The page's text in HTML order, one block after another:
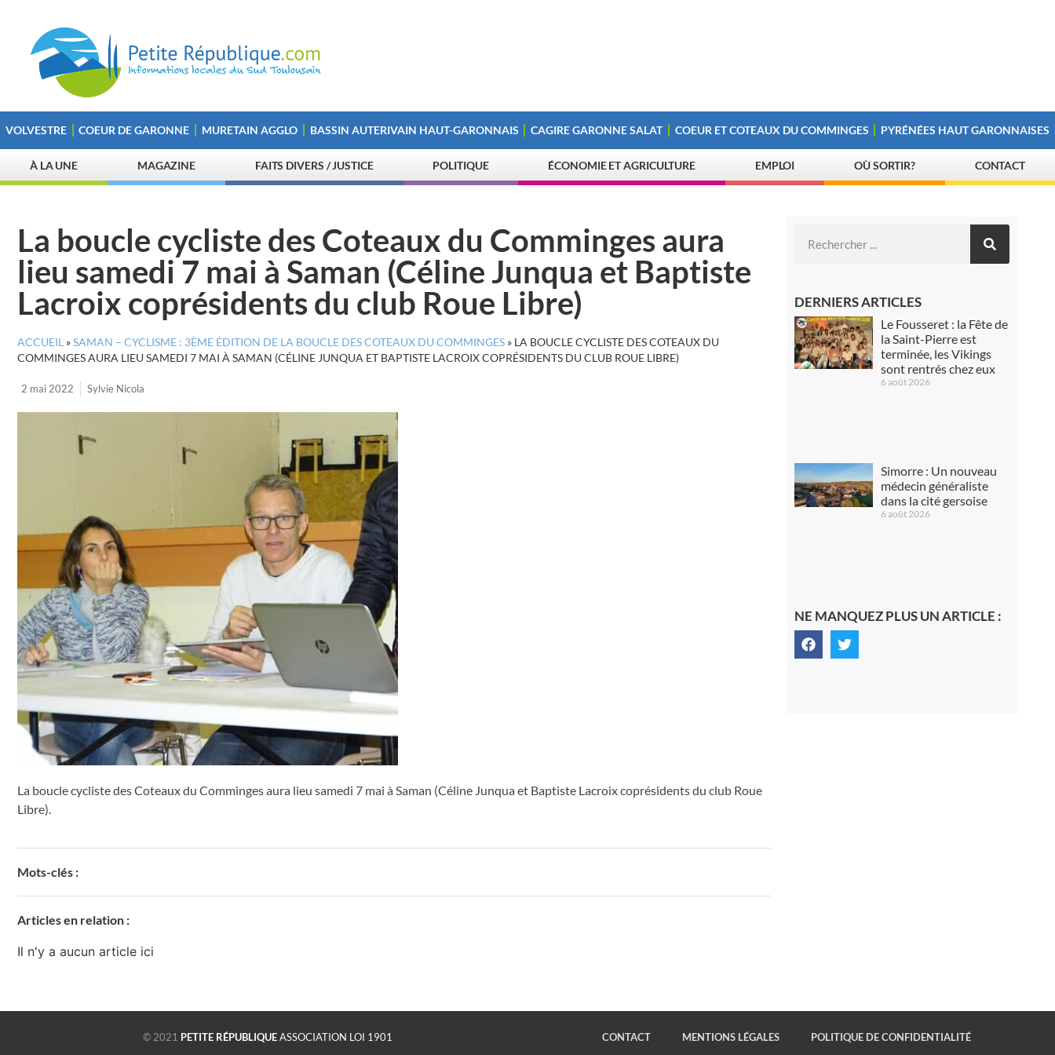
VOLVESTRE COEUR DE GARONNE MURETAIN AGGLO BASSIN AUTERIVAIN HAUT-GARONNAIS CAGIRE GARONNE SALAT COEUR ET COTEAUX DU COMMINGES PYRÉNÉES HAUT GARONNAISES
À LA UNE MAGAZINE FAITS DIVERS / JUSTICE POLITIQUE ÉCONOMIE ET AGRICULTURE EMPLOI OÙ SORTIR? CONTACT
La boucle cycliste des Coteaux du Comminges aura
lieu samedi 7 mai à Saman (Céline Junqua et Baptiste
Lacroix coprésidents du club Roue Libre)
ACCUEIL »SAMAN – CYCLISME : 3ÈME ÉDITION DE LA BOUCLE DES COTEAUX DU COMMINGES » LA BOUCLE CYCLISTE DES COTEAUX DU
COMMINGES AURA LIEU SAMEDI 7 MAI À SAMAN (CÉLINE JUNQUA ET BAPTISTE LACROIX COPRÉSIDENTS DU CLUB ROUE LIBRE)
2 mai 2022 Sylvie Nicola
La boucle cycliste des Coteaux du Comminges aura lieu samedi 7 mai à Saman (Céline Junqua et Baptiste Lacroix coprésidents du club Roue
Libre).
Mots-clés :
Articles en relation :
Il n'y a aucun article ici
DERNIERS ARTICLES
Le Fousseret : la Fête de
la Saint-Pierre est
terminée, les Vikings
sont rentrés chez eux
6 août 2026
Simorre : Un nouveau
médecin généraliste
dans la cité gersoise
6 août 2026
NE MANQUEZ PLUS UN ARTICLE :
© 2021 PETITE RÉPUBLIQUEASSOCIATION LOI 1901 CONTACT MENTIONS LÉGALES POLITIQUE DE CONFIDENTIALITÉ